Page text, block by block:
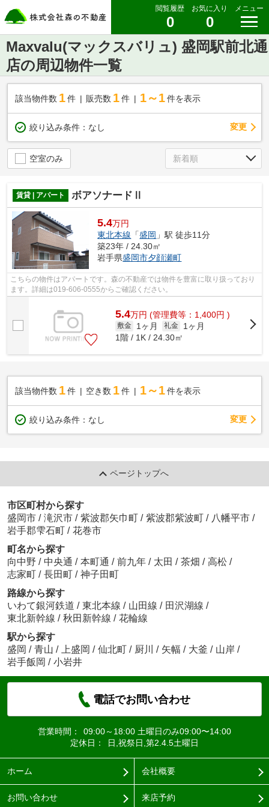
閲覧履歴
0
お気に入り
0
メニュー
Maxvalu(マックスバリュ) 盛岡駅前北通
店の周辺物件一覧
該当物件数 1件 販売数 1 件 1～1 件を表示
絞り込み条件： なし 変更
空室のみ
賃貸 | アパート ボアソナードⅡ
5.4万円
東北本線 「盛岡 」駅 徒歩11分
築23年 / 24.30㎡
岩手県盛岡市夕顔瀬町
こちらの物件はアパートです。森の不動産では物件を豊富に取り扱っており
ます。詳細は019-606-0555からご確認ください。
5.4万円 (管理費等：1,400円 )
敷金 1ヶ月 礼金
1ヶ月
1階 / 1K / 24.30㎡
該当物件数 1件 空き数 1 件 1～1 件を表示
絞り込み条件： なし 変更
ページトップへ
市区町村から探す
盛岡市 / 滝沢市 / 紫波郡矢巾町 / 紫波郡紫波町 / 八幡平市 /
岩手郡雫石町 / 花巻市
町名から探す
向中野 / 中央通 / 本町通 / 前九年 / 太田 / 茶畑 / 高松 /
志家町 / 長田町 / 神子田町
路線から探す
いわて銀河鉄道 / 東北本線 / 山田線 / 田沢湖線 /
東北新幹線 / 秋田新幹線 / 花輪線
駅から探す
盛岡 / 青山 / 上盛岡 / 仙北町 / 厨川 / 矢幅 / 大釜 / 山岸 /
岩手飯岡 / 小岩井
電話でお問い合わせ
営業時間：
09:00～18:00 土曜日のみ09:00〜14:00
定休日：
日,祝祭日,第2.4.5土曜日
ホーム 会社概要
お問い合わせ 来店予約